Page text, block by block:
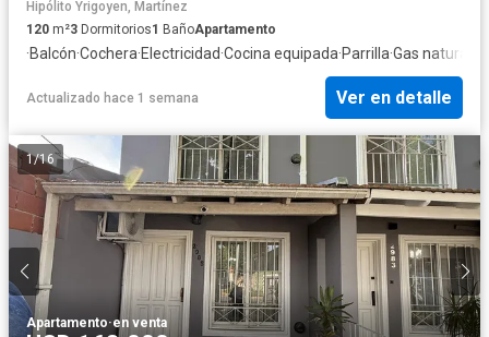
Hipólito Yrigoyen, Martínez
120 m²3 Dormitorios1 BañoApartamento
·Balcón·Cochera·Electricidad·Cocina equipada·Parrilla·Gas natural
Actualizado hace 1 semana Ver en detalle
1/16
Apartamento·en venta